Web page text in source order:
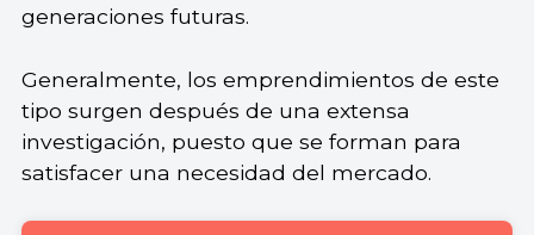
generaciones futuras.
Generalmente, los emprendimientos de este
tipo surgen después de una extensa
investigación, puesto que se forman para
satisfacer una necesidad del mercado.